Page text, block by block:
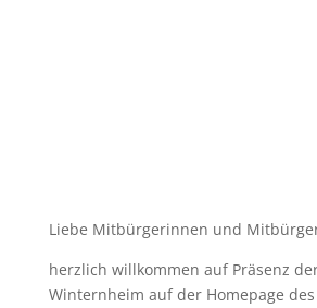
Liebe Mitbürgerinnen und
herzlich willkommen auf Präsenz
Winternheim auf der Homepage des